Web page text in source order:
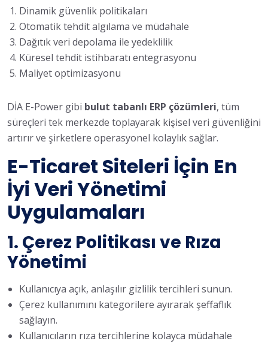
Dinamik güvenlik politikaları
Otomatik tehdit algılama ve müdahale
Dağıtık veri depolama ile yedeklilik
Küresel tehdit istihbaratı entegrasyonu
Maliyet optimizasyonu
DİA E-Power gibi bulut tabanlı ERP çözümleri, tüm
süreçleri tek merkezde toplayarak kişisel veri güvenliğini
artırır ve şirketlere operasyonel kolaylık sağlar.
E-Ticaret Siteleri İçin En
İyi Veri Yönetimi
Uygulamaları
1. Çerez Politikası ve Rıza
Yönetimi
Kullanıcıya açık, anlaşılır gizlilik tercihleri sunun.
Çerez kullanımını kategorilere ayırarak şeffaflık
sağlayın.
Kullanıcıların rıza tercihlerine kolayca müdahale